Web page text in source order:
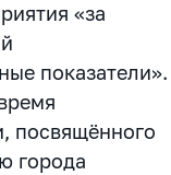
«за
показатели».
посвящённого
города